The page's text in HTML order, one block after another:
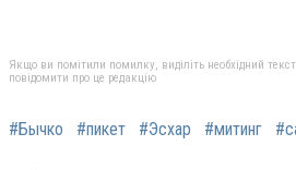
Якщо ви помітили помилку, виділіть необхідний
повідомити про це редакцію
#Бычко #пикет #Эсхар #митинг